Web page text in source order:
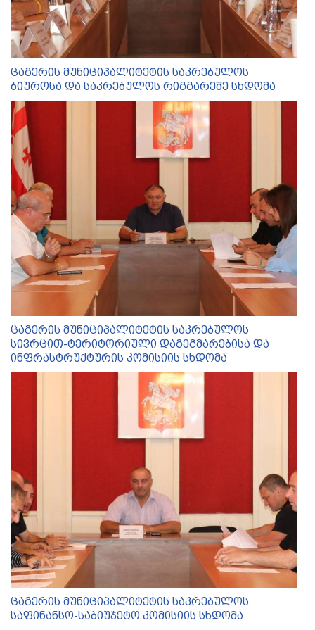
ცაგერის მუნიციპალიტეტის საკრებულოს
ბიუროსა და საკრებულოს რიგგარეშე სხდომა
ცაგერის მუნიციპალიტეტის საკრებულოს
სივრცით-ტერიტორიული დაგეგმარებისა და
ინფრასტრუქტურის კომისიის სხდომა
ცაგერის მუნიციპალიტეტის საკრებულოს
საფინანსო-საბიუჯეტო კომისიის სხდომა